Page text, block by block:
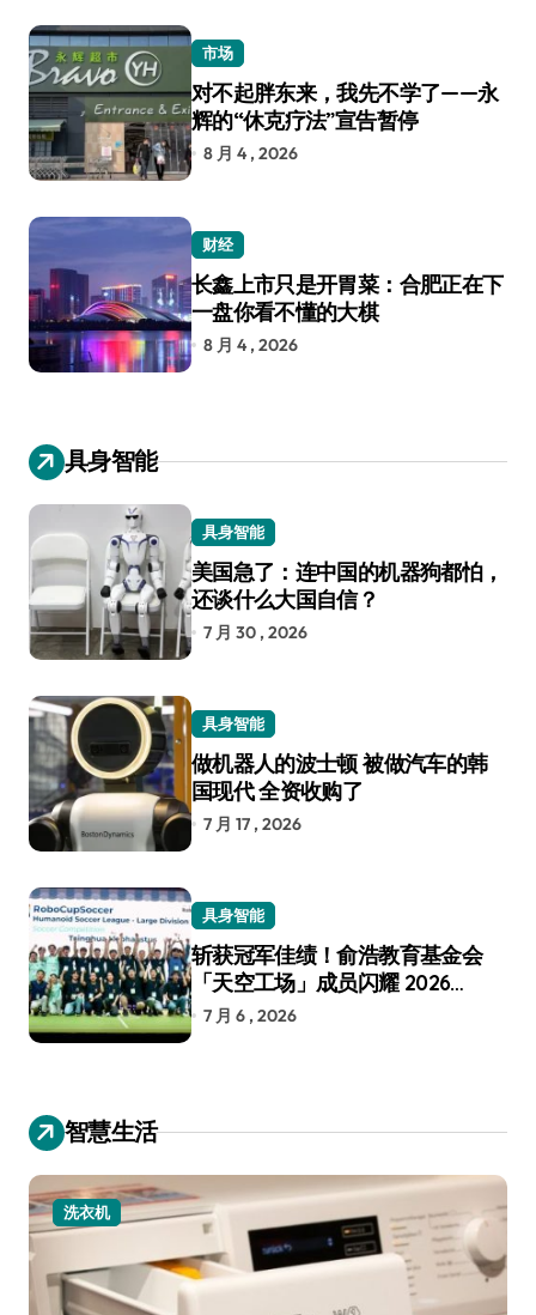
市场
对不起胖东来，我先不学了——永
辉的“休克疗法”宣告暂停
8 月 4 , 2026
财经
长鑫上市只是开胃菜：合肥正在下
一盘你看不懂的大棋
8 月 4 , 2026
具身智能
具身智能
美国急了：连中国的机器狗都怕，
还谈什么大国自信？
7 月 30 , 2026
具身智能
做机器人的波士顿 被做汽车的韩
国现代 全资收购了
7 月 17 , 2026
具身智能
斩获冠军佳绩！俞浩教育基金会
「天空工场」成员闪耀 2026
RoboCup 机器人世界杯
7 月 6 , 2026
智慧生活
洗衣机